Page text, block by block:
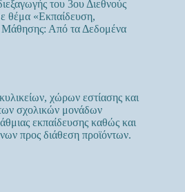
του 3ου Διεθνούς
θέμα «Εκπαίδευση,
Μάθησης: Από τα Δεδομένα
χώρων εστίασης και
σχολικών μονάδων
εκπαίδευσης καθώς και
προς διάθεση προϊόντων.